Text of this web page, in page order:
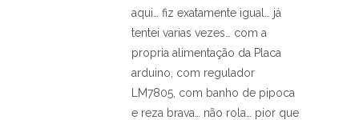
aqui… fiz exatamente igual… já
tentei varias vezes… com a
propria alimentação da Placa
arduino, com regulador
LM7805, com banho de pipoca
e reza brava… não rola… pior que